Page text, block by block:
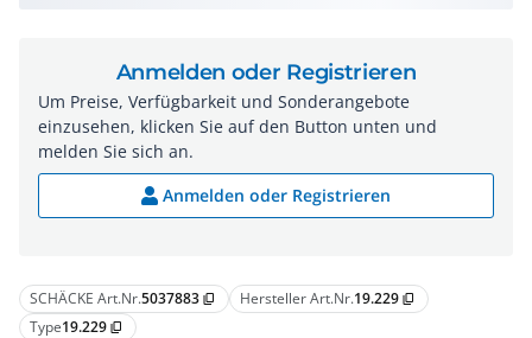
SCHÄCKE Art.Nr.5037883 content_copy Hersteller Art.Nr.19.229 content_copy
Type19.229 content_copy
Anmelden oder Registrieren
Um Preise, Verfügbarkeit und Sonderangebote
einzusehen, klicken Sie auf den Button unten und
melden Sie sich an.
Anmelden oder Registrieren